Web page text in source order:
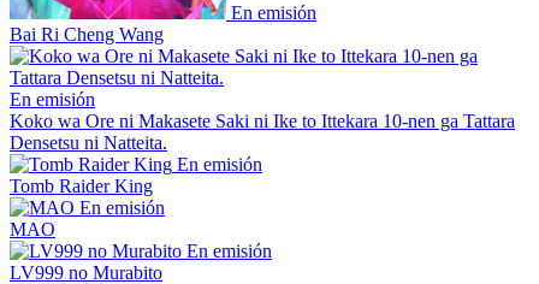
En emisión
Bai Ri Cheng Wang
En emisión
Koko wa Ore ni Makasete Saki ni Ike to Ittekara 10-nen ga Tattara
Densetsu ni Natteita.
En emisión
Tomb Raider King
En emisión
MAO
En emisión
LV999 no Murabito